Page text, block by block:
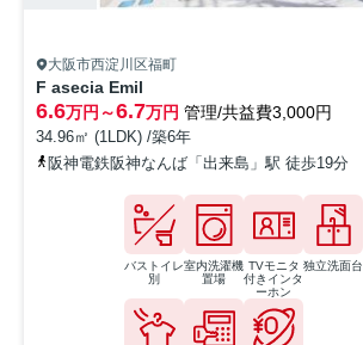
大阪市西淀川区福町
F asecia Emil
6.6万円～6.7万円 管理/共益費3,000円
34.96㎡ (1LDK) /築6年
阪神電鉄阪神なんば「出来島」駅 徒歩19分
バストイレ
別
室内洗濯機
置場
TVモニタ
付きインタ
ーホン
独立洗面台